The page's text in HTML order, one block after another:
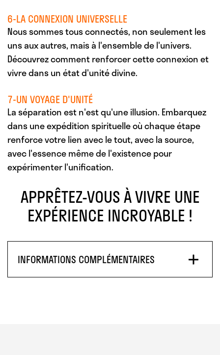
6-LA CONNEXION UNIVERSELLE
Nous sommes tous connectés, non seulement les
uns aux autres, mais à l'ensemble de l'univers.
Découvrez comment renforcer cette connexion et
vivre dans un état d'unité divine.
7-UN VOYAGE D'UNITÉ
La séparation est n'est qu'une illusion. Embarquez
dans une expédition spirituelle où chaque étape
renforce votre lien avec le tout, avec la source,
avec l'essence même de l'existence pour
expérimenter l'unification.
APPRÊTEZ-VOUS À VIVRE UNE
EXPÉRIENCE INCROYABLE !
INFORMATIONS COMPLÉMENTAIRES